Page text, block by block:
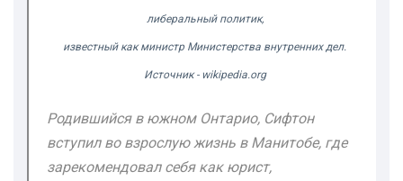
либеральный политик,
известный как министр Министерства внутренних дел.
Источник - wikipedia.org
Родившийся в южном Онтарио, Сифтон
вступил во взрослую жизнь в Манитобе, где
зарекомендовал себя как юрист,